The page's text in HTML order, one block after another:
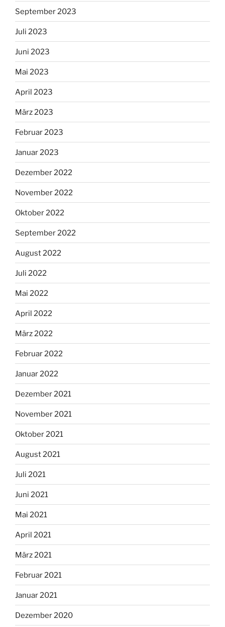
September 2023
Juli 2023
Juni 2023
Mai 2023
April 2023
März 2023
Februar 2023
Januar 2023
Dezember 2022
November 2022
Oktober 2022
September 2022
August 2022
Juli 2022
Mai 2022
April 2022
März 2022
Februar 2022
Januar 2022
Dezember 2021
November 2021
Oktober 2021
August 2021
Juli 2021
Juni 2021
Mai 2021
April 2021
März 2021
Februar 2021
Januar 2021
Dezember 2020